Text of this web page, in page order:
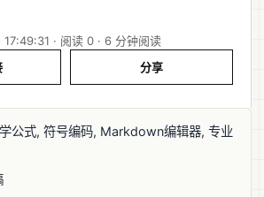
· 阅读 0 · 6 分钟阅读
分享
公式, 符号编码, Markdown编辑器, 专业